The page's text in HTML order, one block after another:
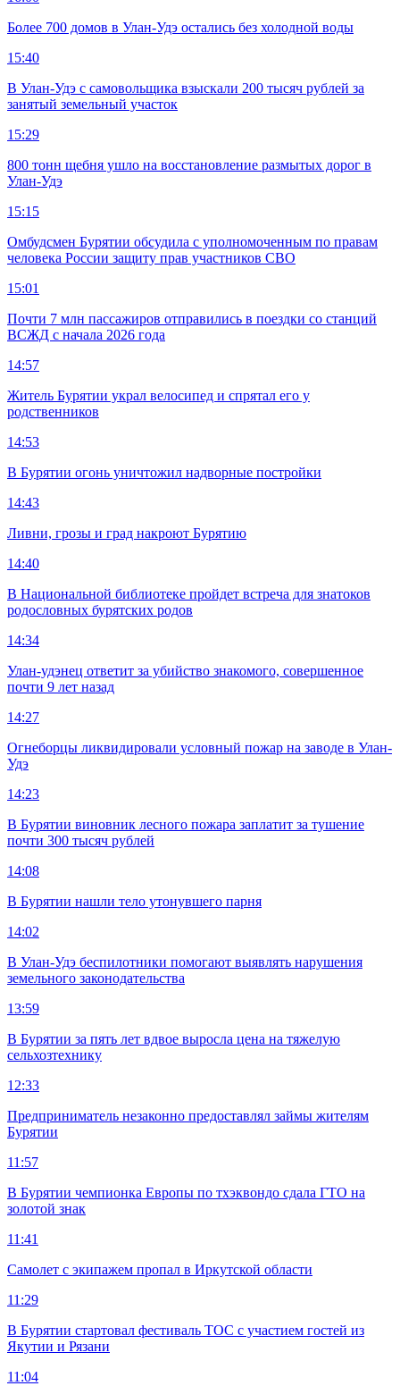
Более 700 домов в Улан-Удэ остались без холодной воды
15:40
В Улан-Удэ с самовольщика взыскали 200 тысяч рублей за
занятый земельный участок
15:29
800 тонн щебня ушло на восстановление размытых дорог в
Улан-Удэ
15:15
Омбудсмен Бурятии обсудила с уполномоченным по правам
человека России защиту прав участников СВО
15:01
Почти 7 млн пассажиров отправились в поездки со станций
ВСЖД с начала 2026 года
14:57
Житель Бурятии украл велосипед и спрятал его у
родственников
14:53
В Бурятии огонь уничтожил надворные постройки
14:43
Ливни, грозы и град накроют Бурятию
14:40
В Национальной библиотеке пройдет встреча для знатоков
родословных бурятских родов
14:34
Улан-удэнец ответит за убийство знакомого, совершенное
почти 9 лет назад
14:27
Огнеборцы ликвидировали условный пожар на заводе в Улан-
Удэ
14:23
В Бурятии виновник лесного пожара заплатит за тушение
почти 300 тысяч рублей
14:08
В Бурятии нашли тело утонувшего парня
14:02
В Улан-Удэ беспилотники помогают выявлять нарушения
земельного законодательства
13:59
В Бурятии за пять лет вдвое выросла цена на тяжелую
сельхозтехнику
12:33
Предприниматель незаконно предоставлял займы жителям
Бурятии
11:57
В Бурятии чемпионка Европы по тхэквондо сдала ГТО на
золотой знак
11:41
Самолет с экипажем пропал в Иркутской области
11:29
В Бурятии стартовал фестиваль ТОС с участием гостей из
Якутии и Рязани
11:04